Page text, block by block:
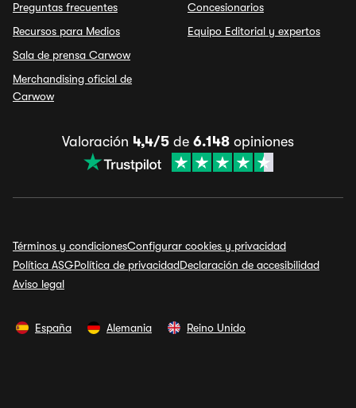
Preguntas frecuentes
Recursos para Medios
Sala de prensa Carwow
Merchandising oficial de
Carwow
Concesionarios
Equipo Editorial y expertos
Valoración 4,4/5 de 6.148 opiniones
Términos y condicionesConfigurar cookies y privacidad
Política ASGPolítica de privacidadDeclaración de accesibilidad
Aviso legal
España Alemania Reino Unido